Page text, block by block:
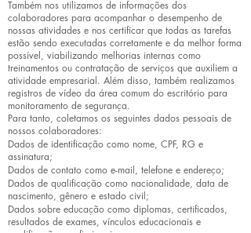
Também nos utilizamos de informações dos
colaboradores para acompanhar o desempenho de
nossas atividades e nos certificar que todas as tarefas
estão sendo executadas corretamente e da melhor forma
possível, viabilizando melhorias internas como
treinamentos ou contratação de serviços que auxiliem a
atividade empresarial. Além disso, também realizamos
registros de vídeo da área comum do escritório para
monitoramento de segurança.
Para tanto, coletamos os seguintes dados pessoais de
nossos colaboradores:
Dados de identificação como nome, CPF, RG e
assinatura;
Dados de contato como e-mail, telefone e endereço;
Dados de qualificação como nacionalidade, data de
nascimento, gênero e estado civil;
Dados sobre educação como diplomas, certificados,
resultados de exames, vínculos educacionais e